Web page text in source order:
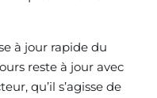
à jour rapide du
reste à jour avec
qu’il s’agisse de